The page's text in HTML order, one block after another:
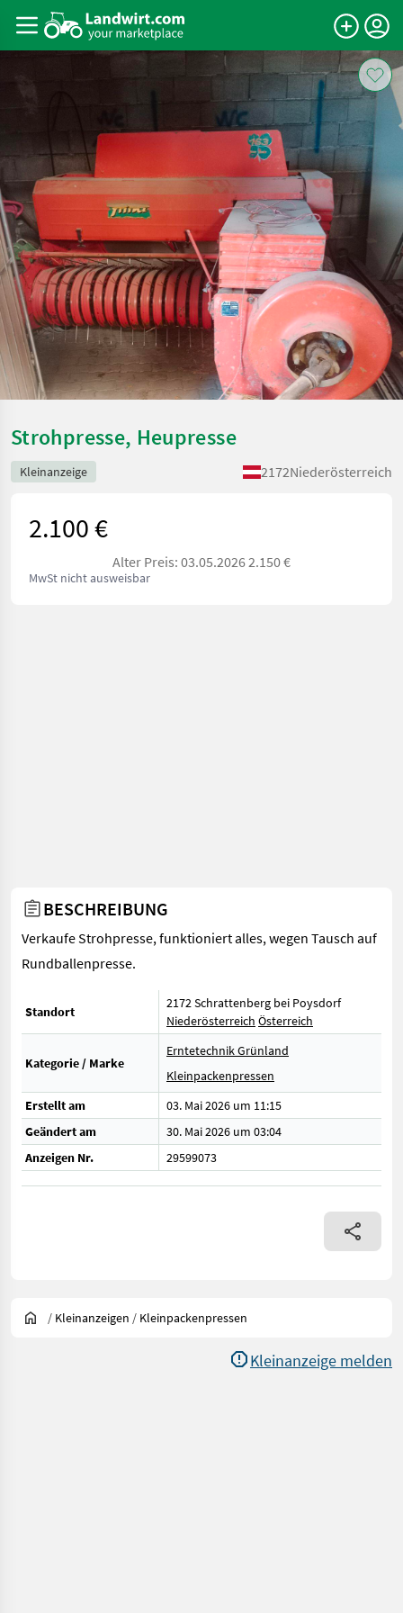
Strohpresse, Heupresse
Kleinanzeige 2172Niederösterreich
2.100 €
Alter Preis: 03.05.2026 2.150 €
MwSt nicht ausweisbar
BESCHREIBUNG
Verkaufe Strohpresse, funktioniert alles, wegen Tausch auf
Rundballenpresse.
Standort
2172 Schrattenberg bei Poysdorf
Niederösterreich Österreich
Kategorie / Marke
Erntetechnik Grünland
Kleinpackenpressen
Erstellt am
03. Mai 2026 um 11:15
Geändert am
30. Mai 2026 um 03:04
Anzeigen Nr.
29599073
/ Kleinanzeigen / Kleinpackenpressen
Kleinanzeige melden